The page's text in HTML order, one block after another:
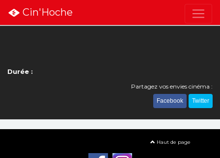
Cin'Hoche
Durée :
Partagez vos envies cinéma :
Facebook Twitter
Haut de page